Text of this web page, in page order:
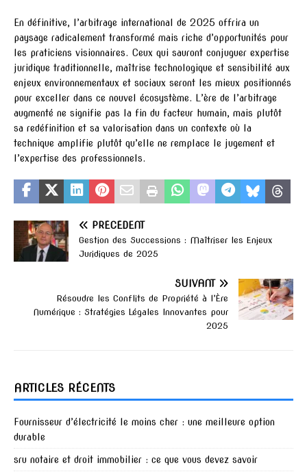
En définitive, l’arbitrage international de 2025 offrira un
paysage radicalement transformé mais riche d’opportunités pour
les praticiens visionnaires. Ceux qui sauront conjuguer expertise
juridique traditionnelle, maîtrise technologique et sensibilité aux
enjeux environnementaux et sociaux seront les mieux positionnés
pour exceller dans ce nouvel écosystème. L’ère de l’arbitrage
augmenté ne signifie pas la fin du facteur humain, mais plutôt
sa redéfinition et sa valorisation dans un contexte où la
technique amplifie plutôt qu’elle ne remplace le jugement et
l’expertise des professionnels.
PRÉCÉDENT
Gestion des Successions : Maîtriser les Enjeux
Juridiques de 2025
SUIVANT
Résoudre les Conflits de Propriété à l’Ère
Numérique : Stratégies Légales Innovantes pour
2025
ARTICLES RÉCENTS
Fournisseur d’électricité le moins cher : une meilleure option
durable
sru notaire et droit immobilier : ce que vous devez savoir